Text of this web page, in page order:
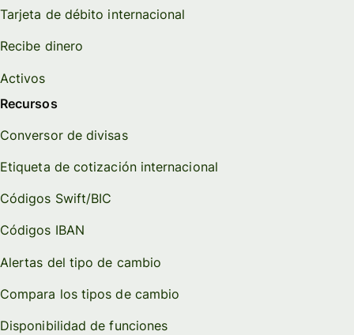
Tarjeta de débito internacional
Recibe dinero
Activos
Recursos
Conversor de divisas
Etiqueta de cotización internacional
Códigos Swift/BIC
Códigos IBAN
Alertas del tipo de cambio
Compara los tipos de cambio
Disponibilidad de funciones